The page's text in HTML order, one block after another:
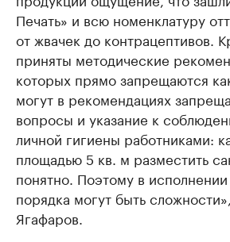
Печать» и всю номенклатуру
от жвачек до контрацептивов.
приняты методические
которых прямо запрещаются
могут в рекомендациях
вопросы и указание к
личной гигиены работниками:
площадью 5 кв. м разместить
понятно. Поэтому в
порядка могут быть
Ягафаров.